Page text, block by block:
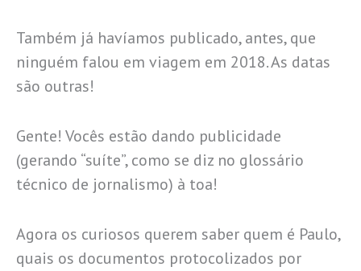
Também já havíamos publicado, antes, que
ninguém falou em viagem em 2018. As datas
são outras!
Gente! Vocês estão dando publicidade
(gerando “suíte”, como se diz no glossário
técnico de jornalismo) à toa!
Agora os curiosos querem saber quem é Paulo,
quais os documentos protocolizados por